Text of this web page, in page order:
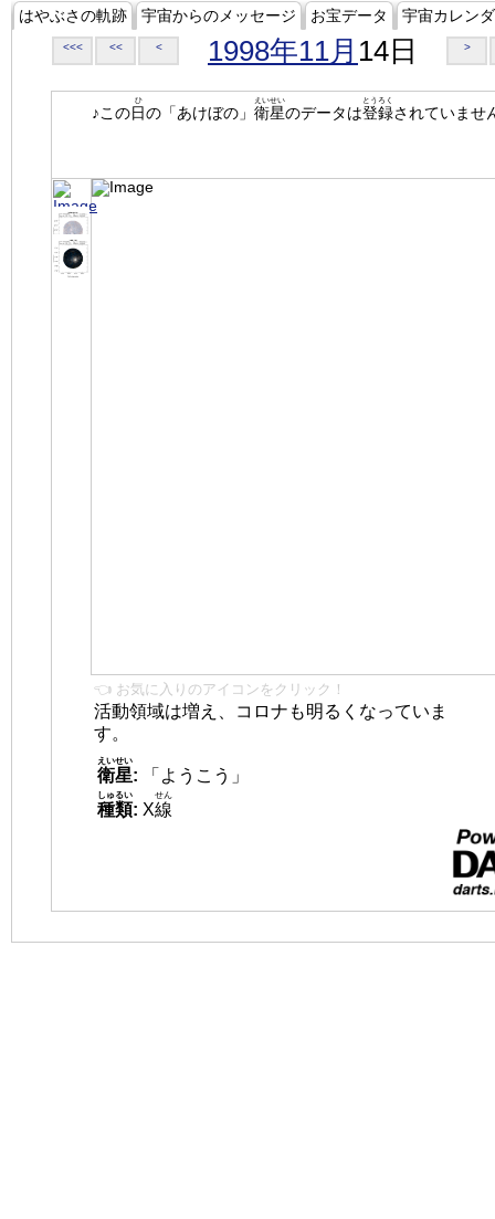
はやぶさの軌跡 宇宙からのメッセージ お宝データ 宇宙カレン
<<< << < 1998年11月 14日 >
♪この日
ひ
の「あけぼの」 衛星
えいせい
のデータは登録
とうろく
されていませ
👈 お気に入りのアイコンをクリック！
活動領域は増え、コロナも明るくなっていま
す。
衛星
えいせい
:
「ようこう」
種類
しゅるい
: X線
せん